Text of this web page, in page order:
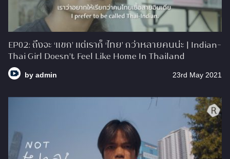
EP02: ถึงจะ ‘แขก’ แต่เราก็ ‘ไทย’ กว่าหลายคนน่ะ | Indian-
Thai Girl Doesn’t Feel Like Home In Thailand
byadmin 23rd May 2021